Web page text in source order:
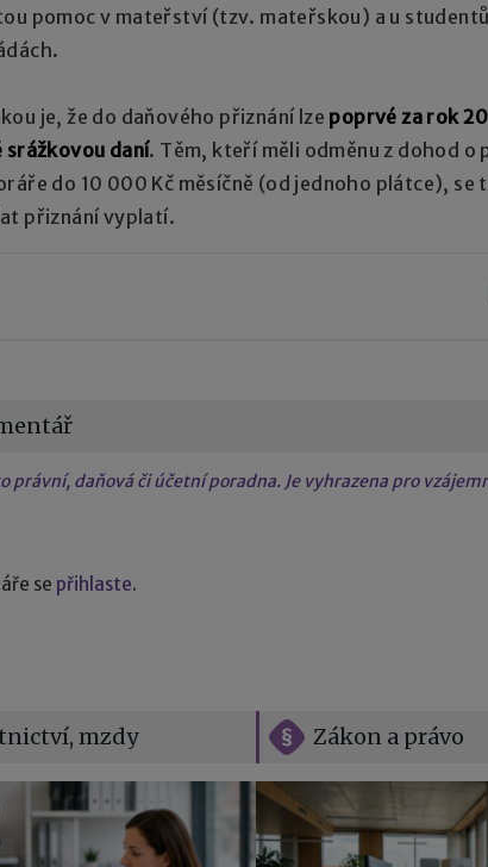
pomoc v mateřství (tzv. mateřskou) a u
je, že do daňového přiznání lze poprvé za rok
srážkovou daní. Těm, kteří měli odměnu z dohod o
do 10 000 Kč měsíčně (od jednoho plátce), se
přiznání vyplatí.
právní, daňová či účetní poradna. Je vyhrazena pro
se přihlaste.
mzdy Zákon a právo